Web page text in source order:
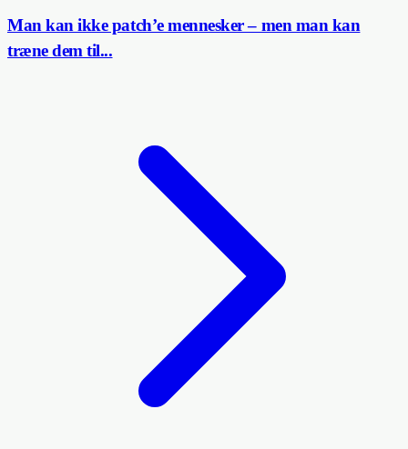
Man kan ikke patch’e mennesker – men man kan
træne dem til...